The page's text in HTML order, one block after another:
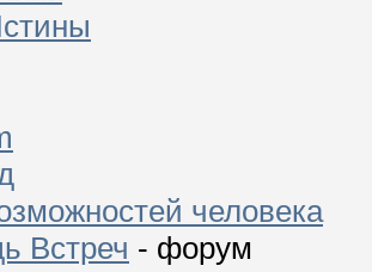
человека
Встреч - форум